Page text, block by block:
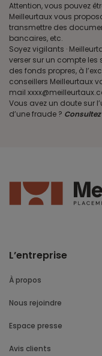
Attention, vous pouvez
Meilleurtaux vous
transmettre des
bancaires, etc.
Soyez vigilants ·
verser sur un compte
des fonds propres, à
conseillers Meilleurtaux
mail
Vous avez un doute sur
d’une fraude ?
L’entreprise
À propos
Nous rejoindre
Espace presse
Avis clients